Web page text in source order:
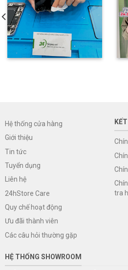
Hệ thống cửa hàng
Giới thiệu
Tin tức
Tuyển dụng
Liên hệ
24hStore Care
Quy chế hoạt động
Ưu đãi thành viên
Các câu hỏi thường gặp
tra
HỆ THỐNG SHOWROOM